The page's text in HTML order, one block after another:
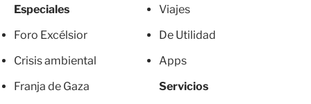
Especiales
Foro Excélsior
Crisis ambiental
Franja de Gaza
Viajes
De Utilidad
Apps
Servicios